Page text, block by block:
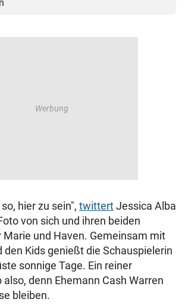
hier zu sein", twittertJessica Alba
von sich und ihren beiden
Marie und Haven. Gemeinsam mit
den Kids genießt die Schauspielerin
sonnige Tage. Ein reiner
denn Ehemann Cash Warren
bleiben.